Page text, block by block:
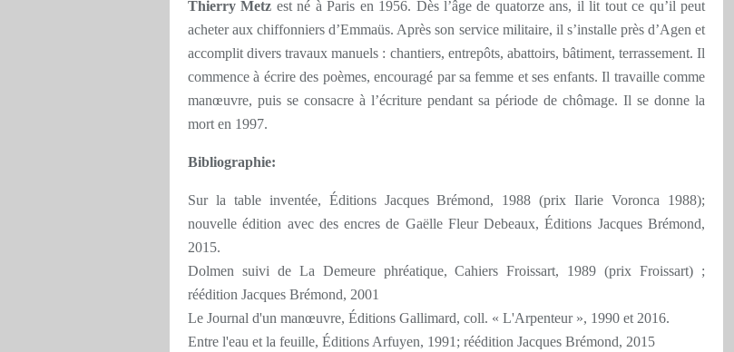
Thierry Metz est né à Paris en 1956. Dès l’âge de quatorze ans, il lit tout ce qu’il peut
acheter aux chiffonniers d’Emmaüs. Après son service militaire, il s’installe près d’Agen et
accomplit divers travaux manuels : chantiers, entrepôts, abattoirs, bâtiment, terrassement. Il
commence à écrire des poèmes, encouragé par sa femme et ses enfants. Il travaille comme
manœuvre, puis se consacre à l’écriture pendant sa période de chômage. Il se donne la
mort en 1997.
Bibliographie:
Sur la table inventée, Éditions Jacques Brémond, 1988 (prix Ilarie Voronca 1988);
nouvelle édition avec des encres de Gaëlle Fleur Debeaux, Éditions Jacques Brémond,
2015.
Dolmen suivi de La Demeure phréatique, Cahiers Froissart, 1989 (prix Froissart) ;
réédition Jacques Brémond, 2001
Le Journal d'un manœuvre, Éditions Gallimard, coll. « L'Arpenteur », 1990 et 2016.
Entre l'eau et la feuille, Éditions Arfuyen, 1991; réédition Jacques Brémond, 2015